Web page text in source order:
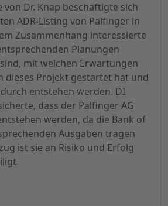
von Dr. Knap beschäftigte sich
ADR-Listing von Palfinger in
Zusammenhang interessierte
Planungen
mit welchen Erwartungen
dieses Projekt gestartet hat und
entstehen werden. DI
dass der Palfinger AG
werden, da die Bank of
Ausgaben tragen
ist sie an Risiko und Erfolg